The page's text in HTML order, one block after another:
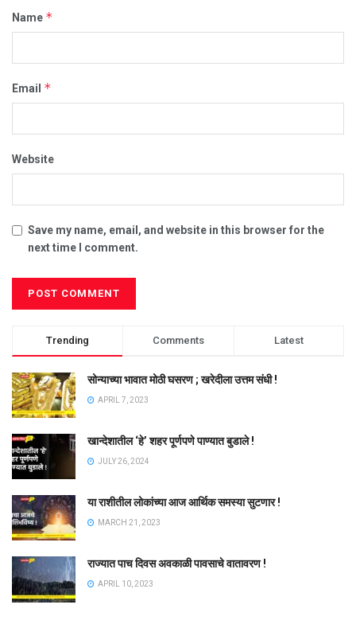
Name *
Email *
Website
Save my name, email, and website in this browser for the
next time I comment.
Trending Comments Latest
सोन्याच्या भावात मोठी घसरण ; खरेदीला उत्तम संधी !
APRIL 7, 2023
खान्देशातील ‘हे’ शहर पूर्णपणे पाण्यात बुडाले !
JULY 26, 2024
या राशीतील लोकांच्या आज आर्थिक समस्या सुटणार !
MARCH 21, 2023
राज्यात पाच दिवस अवकाळी पावसाचे वातावरण !
APRIL 10, 2023